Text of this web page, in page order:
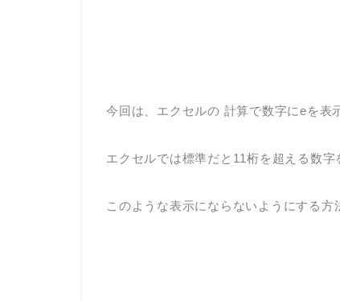
今回 は、 エクセルの 計算で数字にeを表
エクセルでは標準だと 11桁を超える数字
このような表示にならないようにする方